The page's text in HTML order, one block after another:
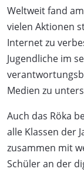
Weltweit fand
vielen Aktionen
Internet zu
Jugendliche im
Medien zu
Auch das Röka
alle Klassen der
zusammen mit
Schüler an der